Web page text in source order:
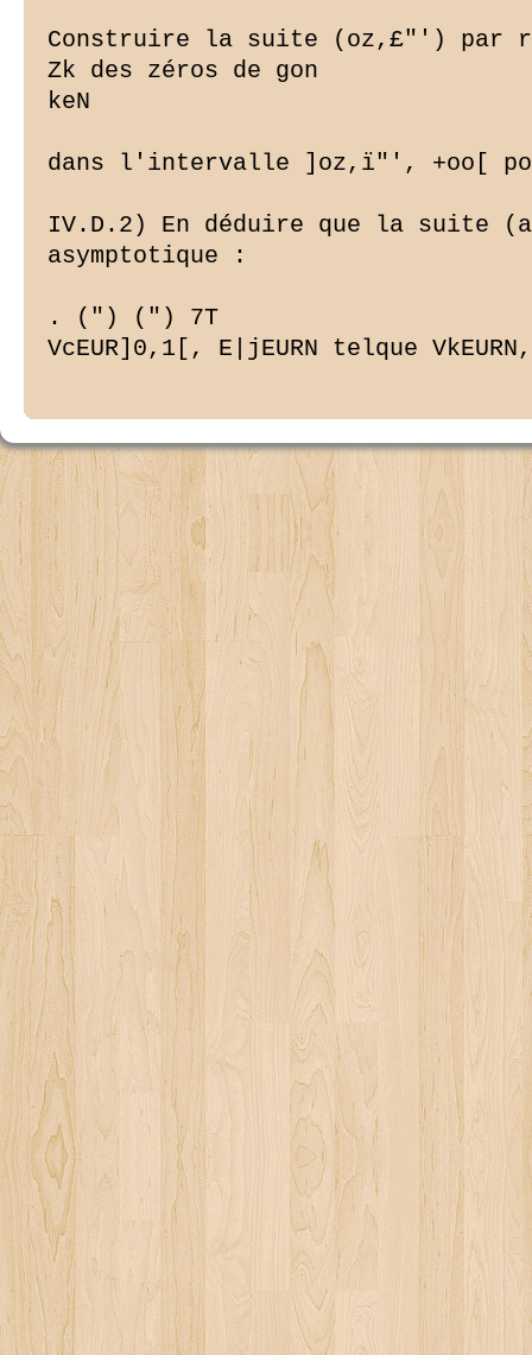
Construire la suite (oz,£"') par
Zk des zéros de gon
keN
dans l'intervalle ]oz,ï"', +oo[
IV.D.2) En déduire que la suite
asymptotique :
. (") (") 7T
VcEUR]0,1[, E|jEURN telque